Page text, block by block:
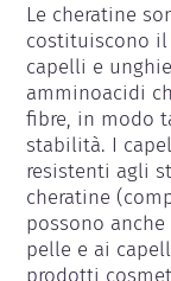
Le cheratine
costituiscono
capelli e
amminoacidi
fibre, in modo
stabilità. I
resistenti agli
cheratine
possono
pelle e ai
prodotti